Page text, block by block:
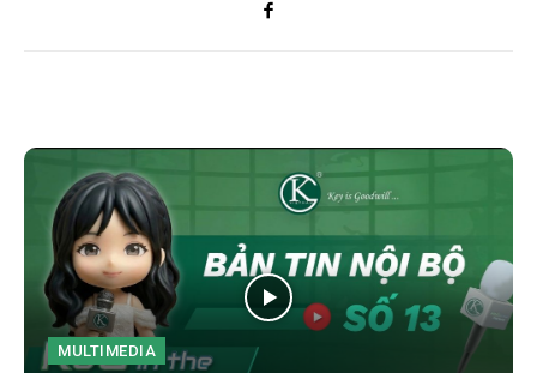
MULTIMEDIA